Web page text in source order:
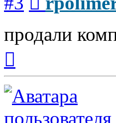
продали
началу